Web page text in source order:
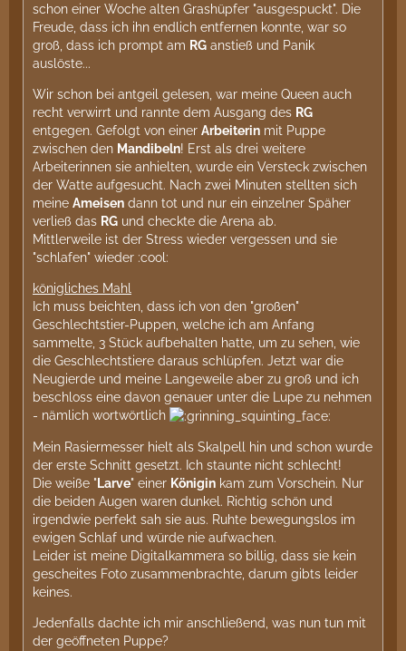
schon einer Woche alten Grashüpfer "ausgespuckt". Die
Freude, dass ich ihn endlich entfernen konnte, war so
groß, dass ich prompt am RG anstieß und Panik
auslöste...
Wir schon bei antgeil gelesen, war meine Queen auch
recht verwirrt und rannte dem Ausgang des RG
entgegen. Gefolgt von einer Arbeiterin mit Puppe
zwischen den Mandibeln! Erst als drei weitere
Arbeiterinnen sie anhielten, wurde ein Versteck zwischen
der Watte aufgesucht. Nach zwei Minuten stellten sich
meine Ameisen dann tot und nur ein einzelner Späher
verließ das RG und checkte die Arena ab.
Mittlerweile ist der Stress wieder vergessen und sie
"schlafen" wieder :cool:
königliches Mahl
Ich muss beichten, dass ich von den "großen"
Geschlechtstier-Puppen, welche ich am Anfang
sammelte, 3 Stück aufbehalten hatte, um zu sehen, wie
die Geschlechtstiere daraus schlüpfen. Jetzt war die
Neugierde und meine Langeweile aber zu groß und ich
beschloss eine davon genauer unter die Lupe zu nehmen
- nämlich wortwörtlich
Mein Rasiermesser hielt als Skalpell hin und schon wurde
der erste Schnitt gesetzt. Ich staunte nicht schlecht!
Die weiße "Larve" einer Königin kam zum Vorschein. Nur
die beiden Augen waren dunkel. Richtig schön und
irgendwie perfekt sah sie aus. Ruhte bewegungslos im
ewigen Schlaf und würde nie aufwachen.
Leider ist meine Digitalkammera so billig, dass sie kein
gescheites Foto zusammenbrachte, darum gibts leider
keines.
Jedenfalls dachte ich mir anschließend, was nun tun mit
der geöffneten Puppe?